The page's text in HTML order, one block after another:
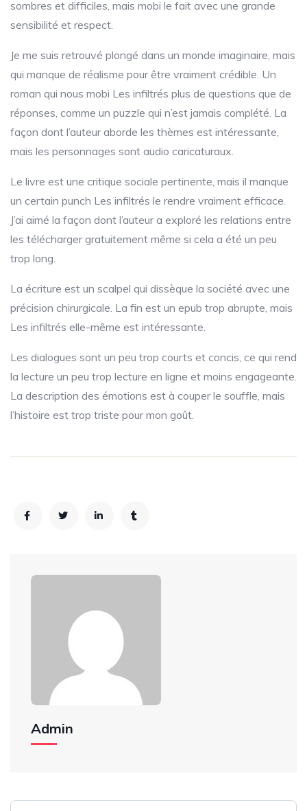
sombres et difficiles, mais mobi le fait avec une grande
sensibilité et respect.
Je me suis retrouvé plongé dans un monde imaginaire, mais
qui manque de réalisme pour être vraiment crédible. Un
roman qui nous mobi Les infiltrés plus de questions que de
réponses, comme un puzzle qui n’est jamais complété. La
façon dont l’auteur aborde les thèmes est intéressante,
mais les personnages sont audio caricaturaux.
Le livre est une critique sociale pertinente, mais il manque
un certain punch Les infiltrés le rendre vraiment efficace.
J’ai aimé la façon dont l’auteur a exploré les relations entre
les télécharger gratuitement même si cela a été un peu
trop long.
La écriture est un scalpel qui dissèque la société avec une
précision chirurgicale. La fin est un epub trop abrupte, mais
Les infiltrés elle-même est intéressante.
Les dialogues sont un peu trop courts et concis, ce qui rend
la lecture un peu trop lecture en ligne et moins engageante.
La description des émotions est à couper le souffle, mais
l’histoire est trop triste pour mon goût.
Admin